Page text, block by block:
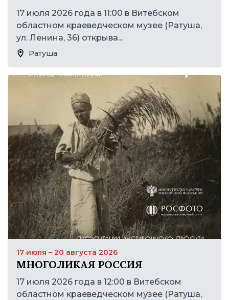
17 июля 2026 года в 11:00 в Витебском
областном краеведческом музее (Ратуша,
ул. Ленина, 36) открыва...
Ратуша
17 июля – 20 августа 2026
МНОГОЛИКАЯ РОССИЯ
17 июля 2026 года в 12:00 в Витебском
областном краеведческом музее (Ратуша,